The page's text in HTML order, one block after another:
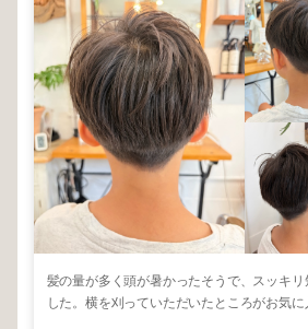
髪の量が多く頭が暑かったそうで、スッキリ
した。横を刈っていただいたところがお気に